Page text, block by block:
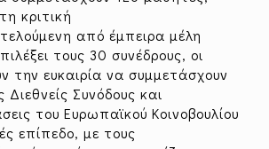
κριτική
από έμπειρα μέλη
τους 30 συνέδρους, οι
την ευκαιρία να συμμετάσχουν
Διεθνείς Συνόδους και
του Ευρωπαϊκού Κοινοβουλίου
επίπεδο, με τους